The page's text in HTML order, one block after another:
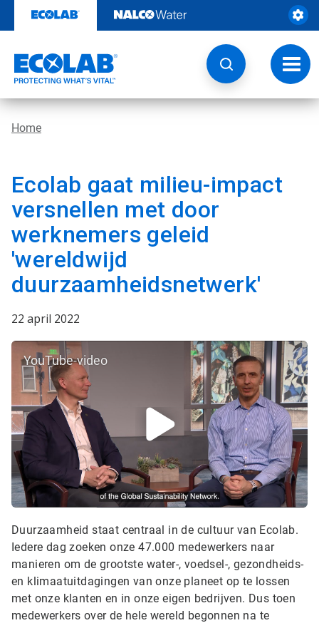
content
Home
Ecolab gaat milieu-impact
versnellen met door
werknemers geleid
'wereldwijd
duurzaamheidsnetwerk'
22 april 2022
YouTube-video
Duurzaamheid staat centraal in de cultuur van Ecolab.
Iedere dag zoeken onze 47.000 medewerkers naar
manieren om de grootste water-, voedsel-, gezondheids-
en klimaatuitdagingen van onze planeet op te lossen
met onze klanten en in onze eigen bedrijven. Dus toen
medewerkers over de hele wereld begonnen na te